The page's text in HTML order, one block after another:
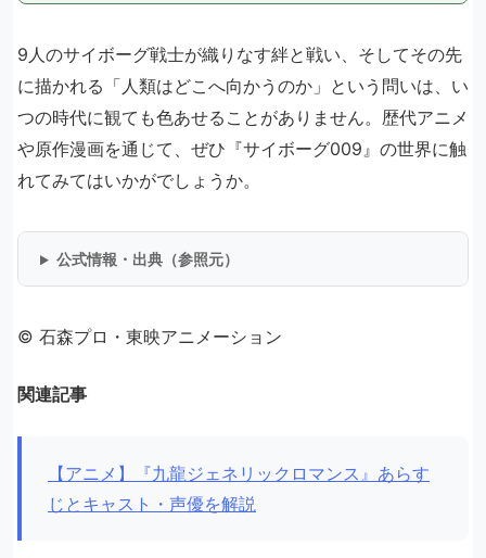
9人のサイボーグ戦士が織りなす絆と戦い、そしてその先
に描かれる「人類はどこへ向かうのか」という問いは、い
つの時代に観ても色あせることがありません。歴代アニメ
や原作漫画を通じて、ぜひ『サイボーグ009』の世界に触
れてみてはいかがでしょうか。
公式情報・出典（参照元）
© 石森プロ・東映アニメーション
関連記事
【アニメ】『九龍ジェネリックロマンス』あらす
じとキャスト・声優を解説